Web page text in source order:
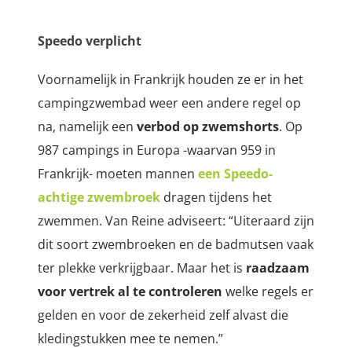
Speedo verplicht
Voornamelijk in Frankrijk houden ze er in het
campingzwembad weer een andere regel op
na, namelijk een verbod op zwemshorts. Op
987 campings in Europa -waarvan 959 in
Frankrijk- moeten mannen een Speedo-
achtige zwembroek dragen tijdens het
zwemmen. Van Reine adviseert: “Uiteraard zijn
dit soort zwembroeken en de badmutsen vaak
ter plekke verkrijgbaar. Maar het is raadzaam
voor vertrek al te controleren welke regels er
gelden en voor de zekerheid zelf alvast die
kledingstukken mee te nemen.”